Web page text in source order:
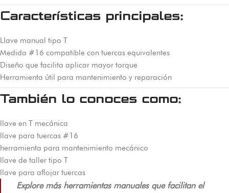
Características principales:
Llave manual tipo T
Medida #16 compatible con tuercas equivalentes
Diseño que facilita aplicar mayor torque
Herramienta útil para mantenimiento y reparación
También lo conoces como:
llave en T mecánica
llave para tuercas #16
herramienta para mantenimiento mecánico
llave de taller tipo T
llave para aflojar tuercas
Explore más herramientas manuales que facilitan el